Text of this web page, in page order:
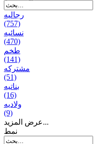
رجالیه
(757)
نسائیه
(470)
طخم
(141)
مشتركه
(51)
بناتیه
(16)
ولادیه
(9)
عرض المزيد...
نمط